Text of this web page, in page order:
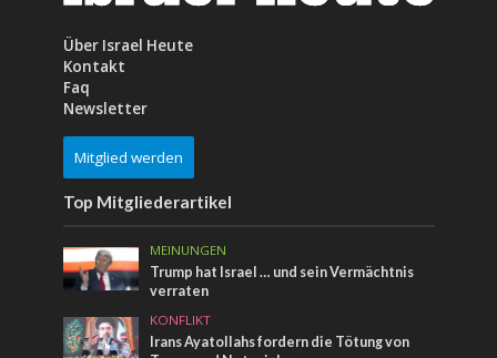
Über Israel Heute
Kontakt
Faq
Newsletter
Mitglied werden
Top Mitgliederartikel
MEINUNGEN
Trump hat Israel … und sein Vermächtnis
verraten
KONFLIKT
Irans Ayatollahs fordern die Tötung von